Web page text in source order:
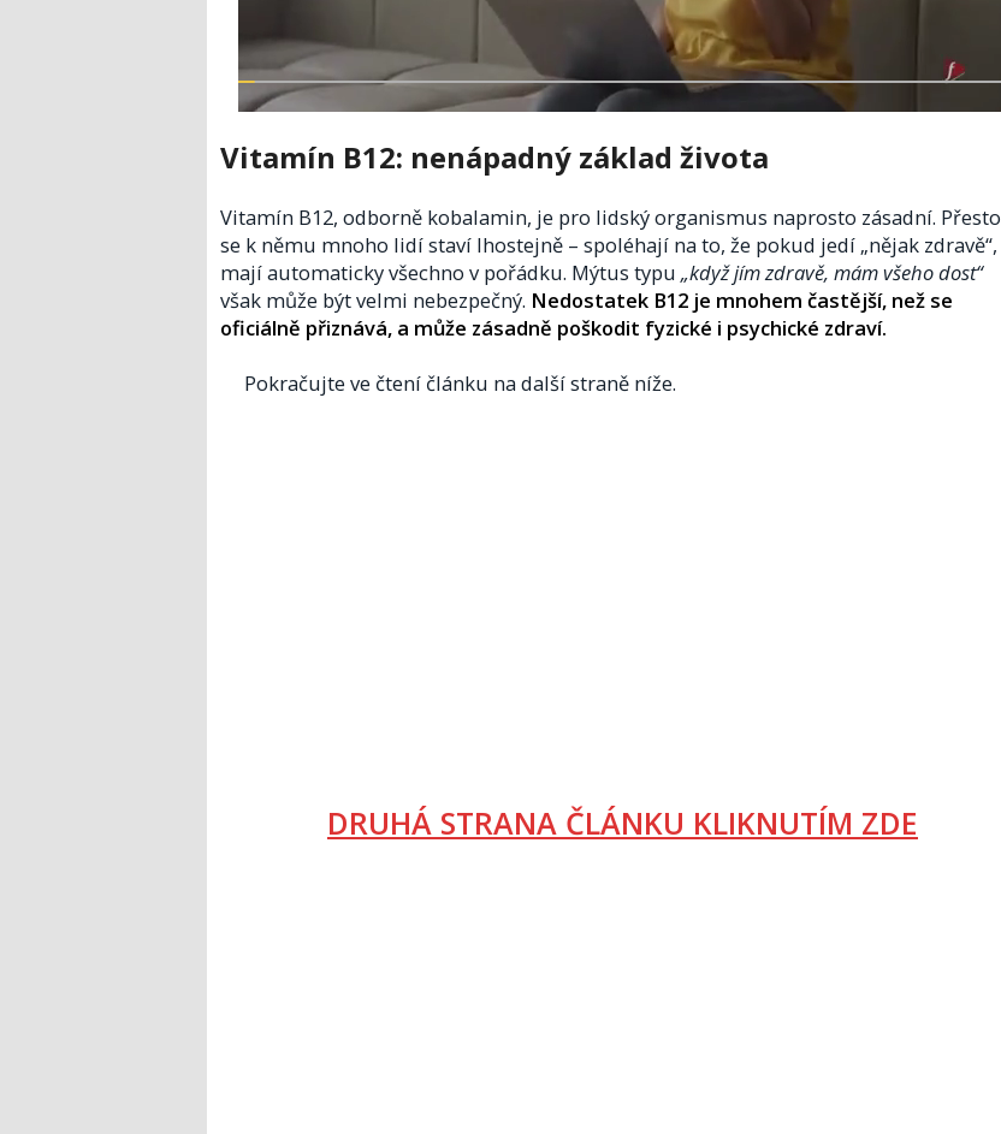
Vitamín B12: nenápadný základ života
Vitamín B12, odborně kobalamin, je pro lidský organismus naprosto zásadní. Přesto
se k němu mnoho lidí staví lhostejně – spoléhají na to, že pokud jedí „nějak zdravě“,
mají automaticky všechno v pořádku. Mýtus typu „když jím zdravě, mám všeho dost“
však může být velmi nebezpečný. Nedostatek B12 je mnohem častější, než se
oficiálně přiznává, a může zásadně poškodit fyzické i psychické zdraví.
Pokračujte ve čtení článku na další straně níže.
DRUHÁ STRANA ČLÁNKU KLIKNUTÍM ZDE